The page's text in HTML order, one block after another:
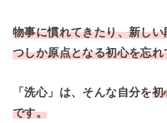
物事に慣れてきたり、新し
つしか原点となる初心を忘
「洗心」は、そんな自分を初
です。